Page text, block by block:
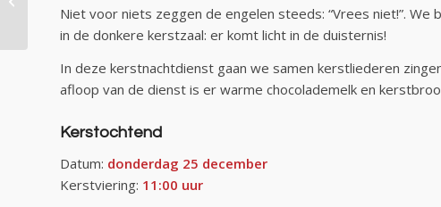
Niet voor niets zeggen de engelen steeds: “Vrees niet!”.
in de donkere kerstzaal: er komt licht in de duisternis!
In deze kerstnachtdienst gaan we samen kerstliederen
afloop van de dienst is er warme chocolademelk en
Kerstochtend
Datum: donderdag 25 december
Kerstviering: 11:00 uur
jaarthema ‘Thuis’